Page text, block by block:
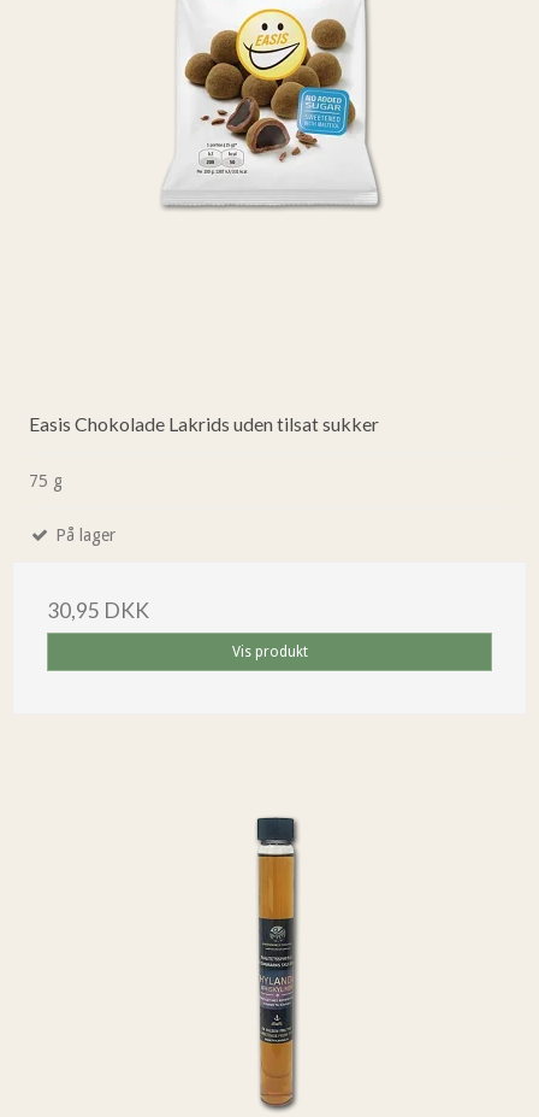
Easis Chokolade Lakrids uden tilsat sukker
75 g
På lager
30,95 DKK
Vis produkt